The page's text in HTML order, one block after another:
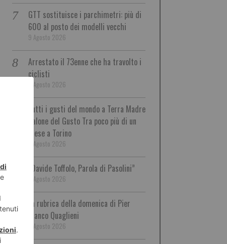
GTT sostituisce i parchimetri: più di
600 al posto dei modelli vecchi
9 Agosto 2026
Arrestato il 73enne che ha travolto i
ciclisti
9 Agosto 2026
Tutti i gusti del mondo a Terra Madre
Salone del Gusto Tra poco più di un
mese a Torino
9 Agosto 2026
“Davide Toffolo, Parola di Pasolini”
9 Agosto 2026
La rubrica della domenica di Pier
Franco Quaglieni
9 Agosto 2026